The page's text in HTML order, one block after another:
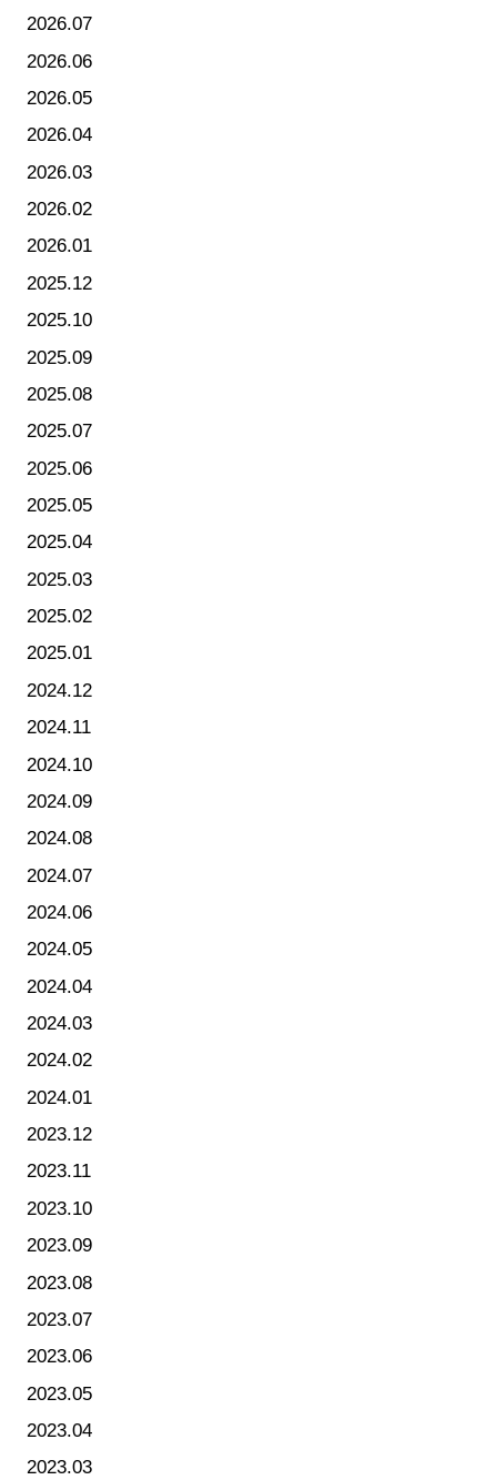
2026.07
2026.06
2026.05
2026.04
2026.03
2026.02
2026.01
2025.12
2025.10
2025.09
2025.08
2025.07
2025.06
2025.05
2025.04
2025.03
2025.02
2025.01
2024.12
2024.11
2024.10
2024.09
2024.08
2024.07
2024.06
2024.05
2024.04
2024.03
2024.02
2024.01
2023.12
2023.11
2023.10
2023.09
2023.08
2023.07
2023.06
2023.05
2023.04
2023.03